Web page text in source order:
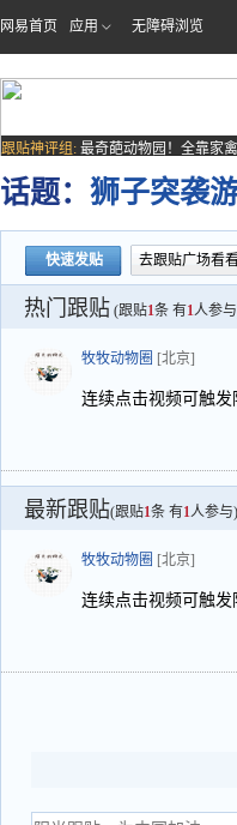
网易首页 应用 无障碍浏览
跟贴神评组: 最奇葩动物园！全靠家
场子
话题： 狮子突袭
快速发贴 去跟贴广场看
热门跟贴 (跟贴1条 有1人参
牧牧动物圈 [北京]
连续点击视频可触发
最新跟贴(跟贴1条 有1人参与)
牧牧动物圈 [北京]
连续点击视频可触发